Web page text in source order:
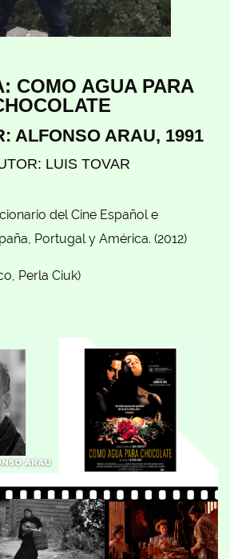
COMO AGUA PARA
ALFONSO ARAU, 1991
LUIS TOVAR
del Cine Español e
Portugal y América. (2012)
Perla Ciuk)